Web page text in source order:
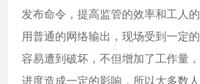
发布命令，提高监管的效率和工人
用普通的网络输出，现场受到一定
容易遭到破坏，不但增加了工作量
进度造成一定的影响，所以大多数